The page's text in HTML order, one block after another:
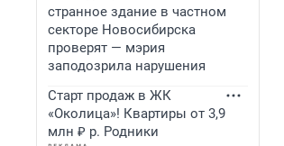
странное здание в частном
секторе Новосибирска
проверят — мэрия
заподозрила нарушения
Старт продаж в ЖК
«Околица»! Квартиры от 3,9
млн ₽ р. Родники